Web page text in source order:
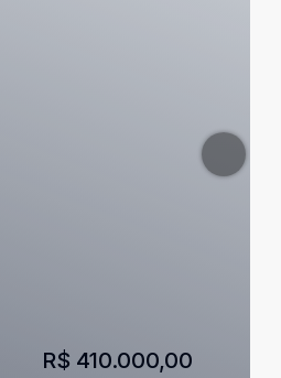
R$ 410.000,00